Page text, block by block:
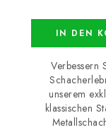
IN DEN
Verbessern
unserem
klassischen